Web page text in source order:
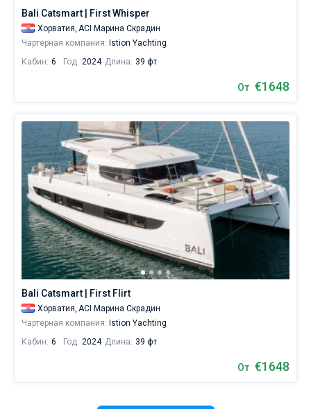
Bali Catsmart | First Whisper
Хорватия, ACI Марина Скрадин
Чартерная компания: Istion Yachting
Кабин: 6 Год: 2024 Длина: 39 фт
От €1648
Bali Catsmart | First Flirt
Хорватия, ACI Марина Скрадин
Чартерная компания: Istion Yachting
Кабин: 6 Год: 2024 Длина: 39 фт
От €1648